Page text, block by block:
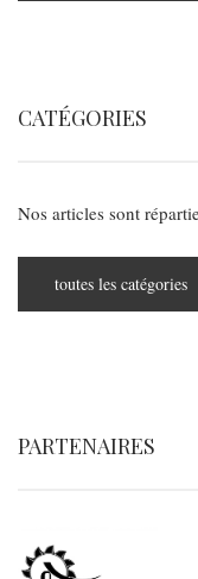
CATÉGORIES
Nos articles sont
toutes les catégories
PARTENAIRES